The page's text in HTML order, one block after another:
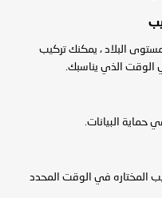
على مستوى البلاد ، يمكنك تركيب
الذي يناسبك.
البيانات.
المختاره في الوقت المحدد